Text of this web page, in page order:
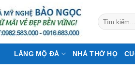
Tìm
kiếm:
LĂNG MỘ ĐÁ NHÀ THỜ HỌ